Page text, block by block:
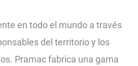
en todo el mundo a través
del territorio y los
Pramac fabrica una gama